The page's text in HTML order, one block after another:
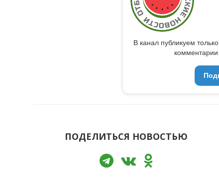
В канал публикуем
ПОДЕЛИТЬСЯ НОВОСТЬЮ